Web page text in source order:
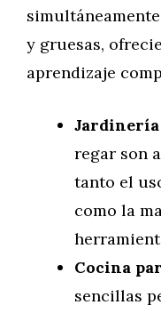
y gruesas,
aprendizaje
regar son
tanto el
como la
Cocina
sencillas